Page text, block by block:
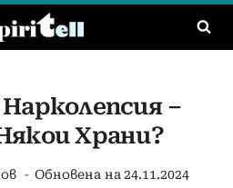
–
Храни?
Обновена на 24.11.2024